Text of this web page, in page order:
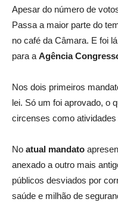
Apesar do número de
Passa a maior parte do
no café da Câmara. E foi
para a Agência
Nos dois primeiros
lei. Só um foi aprovado, o
circenses como
No atual mandato
anexado a outro mais
públicos desviados por
saúde e milhão de